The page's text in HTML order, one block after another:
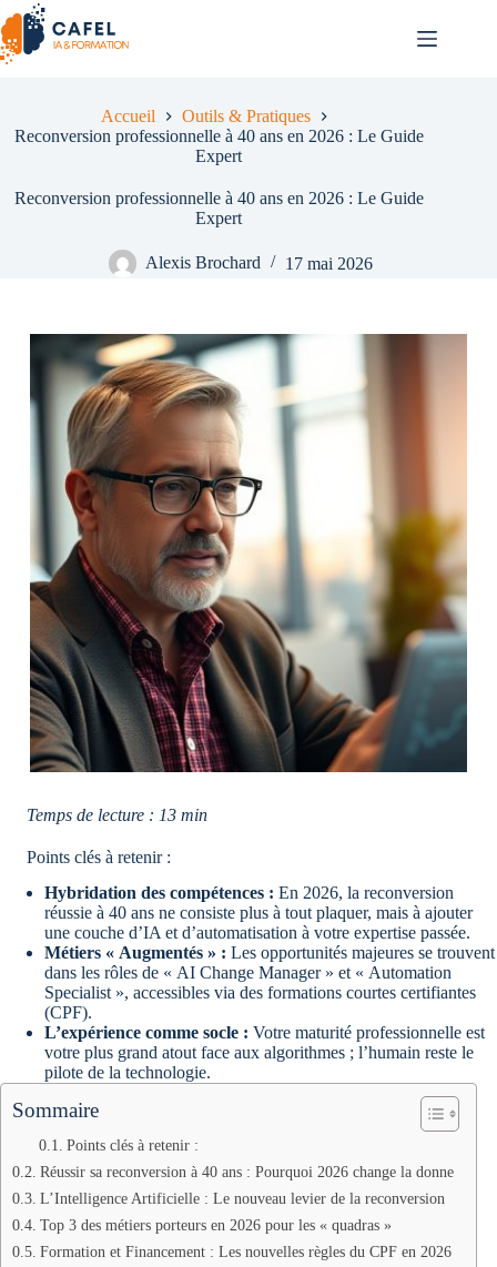
Passer
au
contenu
Accueil
Outils & Pratiques
Reconversion professionnelle à 40 ans en 2026 : Le Guide
Expert
Reconversion professionnelle à 40 ans en 2026 : Le Guide
Expert
Alexis Brochard 17 mai 2026
Temps de lecture : 13 min
Points clés à retenir :
Hybridation des compétences : En 2026, la reconversion
réussie à 40 ans ne consiste plus à tout plaquer, mais à ajouter
une couche d’IA et d’automatisation à votre expertise passée.
Métiers « Augmentés » : Les opportunités majeures se trouvent
dans les rôles de « AI Change Manager » et « Automation
Specialist », accessibles via des formations courtes certifiantes
(CPF).
L’expérience comme socle : Votre maturité professionnelle est
votre plus grand atout face aux algorithmes ; l’humain reste le
pilote de la technologie.
Sommaire
Points clés à retenir :
Réussir sa reconversion à 40 ans : Pourquoi 2026 change la donne
L’Intelligence Artificielle : Le nouveau levier de la reconversion
Top 3 des métiers porteurs en 2026 pour les « quadras »
Formation et Financement : Les nouvelles règles du CPF en 2026